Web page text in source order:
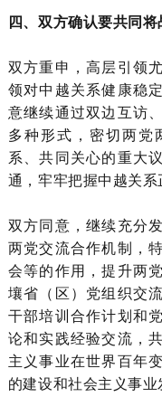
四、双方确认要共同将
双方重申，高层引领
领对中越关系健康稳
意继续通过双边互访
多种形式，密切两党
系、共同关心的重大
通，牢牢把握中越关系
双方同意，继续充分
两党交流合作机制，
会等的作用，提升两
壤省（区）党组织交
干部培训合作计划和
论和实践经验交流，
主义事业在世界百年
的建设和社会主义事业